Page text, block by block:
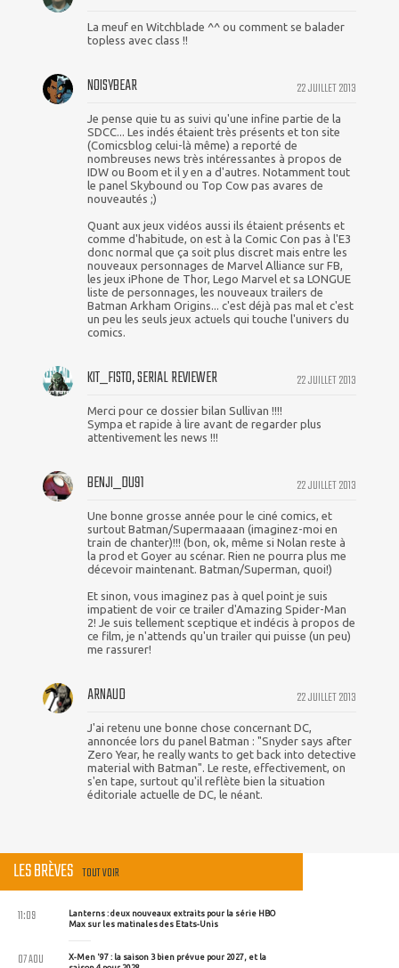
La meuf en Witchblade ^^ ou comment se balader
topless avec class !!
22 JUILLET 2013
NOISYBEAR
Je pense quie tu as suivi qu'une infine partie de la
SDCC... Les indés étaient très présents et ton site
(Comicsblog celui-là même) a reporté de
nombreuses news très intéressantes à propos de
IDW ou Boom et il y en a d'autres. Notamment tout
le panel Skybound ou Top Cow pas avares de
nouveautés ;)
Quant aux jeux vidéos aussi ils étaient présents et
comme d'habitude, on est à la Comic Con pas à l'E3
donc normal que ça soit plus discret mais entre les
nouveaux personnages de Marvel Alliance sur FB,
les jeux iPhone de Thor, Lego Marvel et sa LONGUE
liste de personnages, les nouveaux trailers de
Batman Arkham Origins... c'est déjà pas mal et c'est
un peu les seuls jeux actuels qui touche l'univers du
comics.
22 JUILLET 2013
KIT_FISTO, SERIAL REVIEWER
Merci pour ce dossier bilan Sullivan !!!!
Sympa et rapide à lire avant de regarder plus
attentivement les news !!!
22 JUILLET 2013
BENJI_DU91
Une bonne grosse année pour le ciné comics, et
surtout Batman/Supermaaaan (imaginez-moi en
train de chanter)!!! (bon, ok, même si Nolan reste à
la prod et Goyer au scénar. Rien ne pourra plus me
décevoir maintenant. Batman/Superman, quoi!)
Et sinon, vous imaginez pas à quel point je suis
impatient de voir ce trailer d'Amazing Spider-Man
2! Je suis tellement sceptique et indécis à propos de
ce film, je n'attends qu'un trailer qui puisse (un peu)
me rassurer!
22 JUILLET 2013
ARNAUD
J'ai retenu une bonne chose concernant DC,
annoncée lors du panel Batman : "Snyder says after
Zero Year, he really wants to get back into detective
material with Batman". Le reste, effectivement, on
s'en tape, surtout qu'il reflète bien la situation
éditoriale actuelle de DC, le néant.
LES BRÈVES TOUT VOIR
Lanterns : deux nouveaux extraits pour la série HBO
Max sur les matinales des Etats-Unis
11:09
X-Men '97 : la saison 3 bien prévue pour 2027, et la
07 AOU